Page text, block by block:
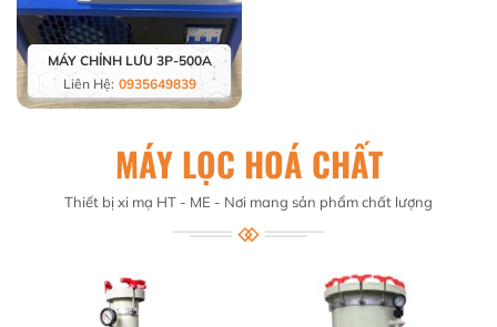
MÁY CHỈNH LƯU 3P-500A
Liên Hệ: 0935649839
MÁY LỌC HOÁ CHẤT
Thiết bị xi mạ HT - ME - Nơi mang sản phẩm chất lượng